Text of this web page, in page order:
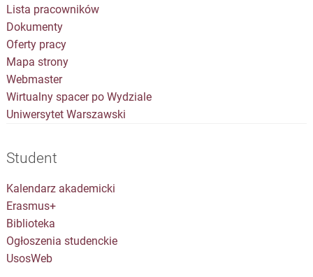
Lista pracowników
Dokumenty
Oferty pracy
Mapa strony
Webmaster
Wirtualny spacer po Wydziale
Uniwersytet Warszawski
Student
Kalendarz akademicki
Erasmus+
Biblioteka
Ogłoszenia studenckie
UsosWeb